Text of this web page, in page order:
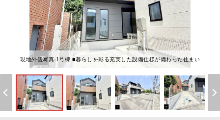
現地外観写真 1号棟 ■暮らしを彩る充実した設備仕様が備わった住まい